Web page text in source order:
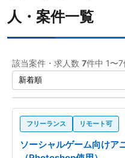
人・案件一覧
該当案件・求人数 7件中 1〜
フリーランス リモート可
ソーシャルゲーム向けア